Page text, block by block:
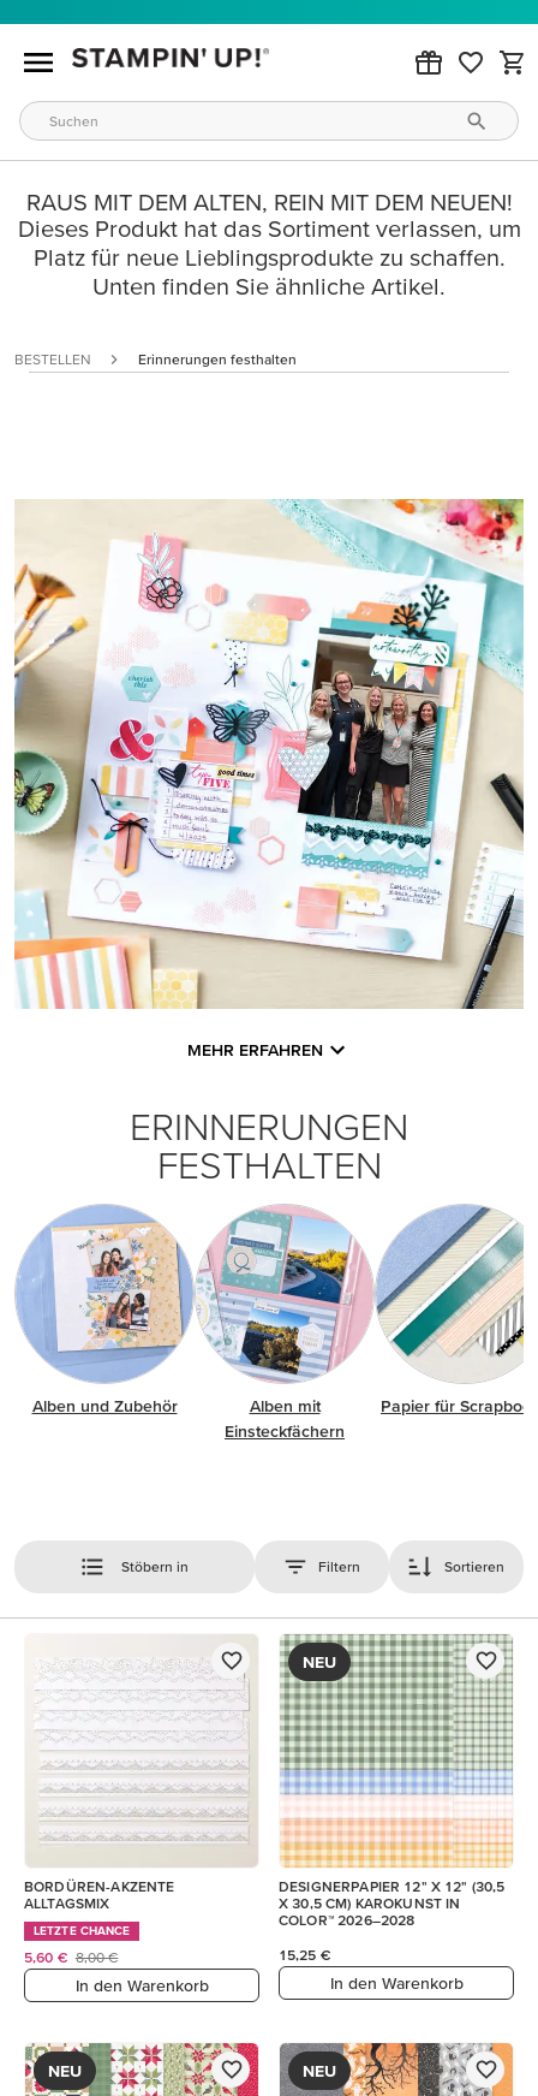
RAUS MIT DEM ALTEN, REIN MIT DEM NEUEN!
Dieses Produkt hat das Sortiment verlassen, um
Platz für neue Lieblingsprodukte zu schaffen.
Unten finden Sie ähnliche Artikel.
BESTELLEN Erinnerungen festhalten
MEHR ERFAHREN
ERINNERUNGEN
FESTHALTEN
Alben und Zubehör
Alben mit
Einsteckfächern
Papier für
Stöbern in Filtern Sortieren
BORDÜREN-AKZENTE
ALLTAGSMIX
LETZTE CHANCE
5,60 € 8,00 €
In den Warenkorb
NEU
DESIGNERPAPIER 12" X 12" (30,5
X 30,5 CM) KAROKUNST IN
COLOR™ 2026–2028
15,25 €
In den Warenkorb
NEU NEU